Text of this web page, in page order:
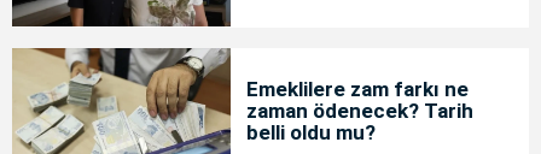
Emeklilere zam farkı ne
zaman ödenecek? Tarih
belli oldu mu?